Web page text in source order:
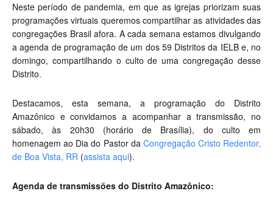
Neste período de pandemia, em que as igrejas priorizam suas
programações virtuais queremos compartilhar as atividades das
congregações Brasil afora. A cada semana estamos divulgando
a agenda de programação de um dos 59 Distritos da IELB e, no
domingo, compartilhando o culto de uma congregação desse
Distrito.
Destacamos, esta semana, a programação do Distrito
Amazônico e convidamos a acompanhar a transmissão, no
sábado, às 20h30 (horário de Brasília), do culto em
homenagem ao Dia do Pastor da Congregação Cristo Redentor,
de Boa Vista, RR (assista aqui).
Agenda de transmissões do Distrito Amazônico: